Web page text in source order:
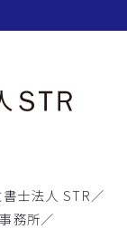
士法人 STR／
務所／